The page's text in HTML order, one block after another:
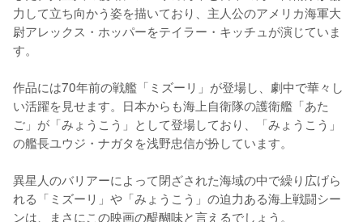
力して立ち向かう姿を描いており、主人公のアメリカ海軍大
尉アレックス・ホッパーをテイラー・キッチュが演じていま
す。
作品には70年前の戦艦「ミズーリ」が登場し、劇中で華々し
い活躍を見せます。日本からも海上自衛隊の護衛艦「あた
ご」が「みょうこう」として登場しており、「みょうこう」
の艦長ユウジ・ナガタを浅野忠信が扮しています。
異星人のバリアーによって閉ざされた海域の中で繰り広げら
れる「ミズーリ」や「みょうこう」の迫力ある海上戦闘シー
ンは、まさにこの映画の醍醐味と言えるでしょう。